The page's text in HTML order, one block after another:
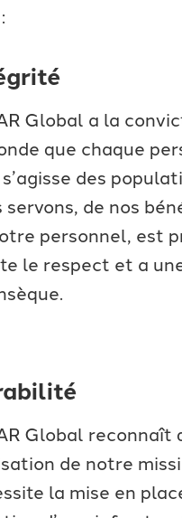
Global a la
que chaque
s’agisse des
servons, de nos
personnel, est
le respect et a
Global reconnaît
de notre
la mise en